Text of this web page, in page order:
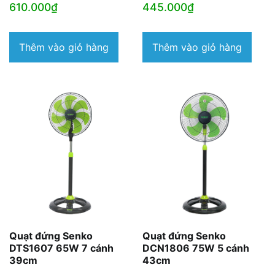
610.000₫
Thêm vào giỏ hàng
445.000₫
Thêm vào giỏ hàng
Quạt đứng Senko
DTS1607 65W 7 cánh
39cm
Quạt đứng Senko
DCN1806 75W 5 cánh
43cm